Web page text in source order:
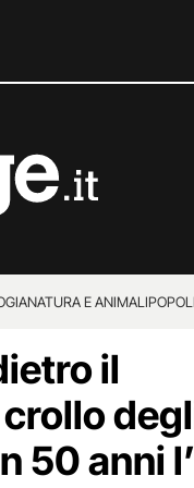
NATURA E ANIMALI
il
50 anni